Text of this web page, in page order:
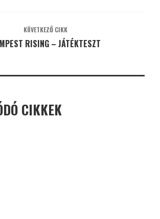
KÖVETKEZŐ CIKK
RISING – JÁTÉKTESZT
CIKKEK